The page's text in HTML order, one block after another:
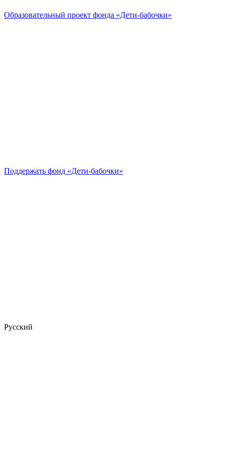
Образовательный проект фонда «Дети-бабочки»
Поддержать фонд «Дети-бабочки»
Русский